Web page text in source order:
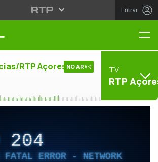
Entrar
RTP Açores NO AR TV
RTP
204
ERROR - NETWORK